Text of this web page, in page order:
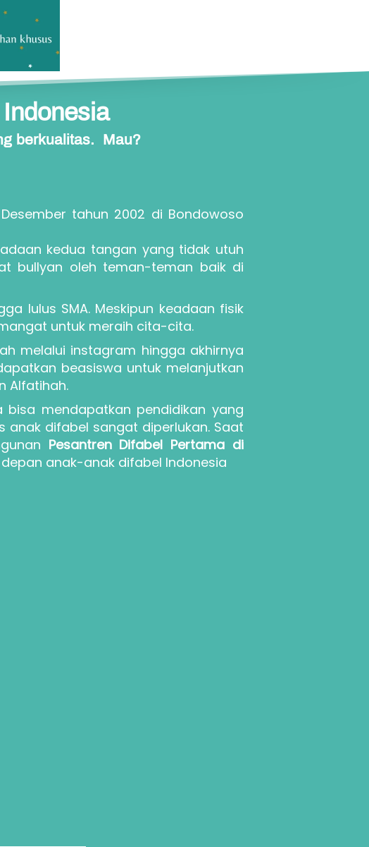
berkualitas.  Mau?
tahun 2002 di Bondowoso
kedua tangan yang tidak utuh
bullyan oleh teman-teman baik di
lulus SMA. Meskipun keadaan fisik
untuk meraih cita-cita.
melalui instagram hingga akhirnya
beasiswa untuk melanjutkan
Alfatihah.
mendapatkan pendidikan yang
anak difabel sangat diperlukan. Saat
Pesantren Difabel Pertama di
anak-anak difabel Indonesia